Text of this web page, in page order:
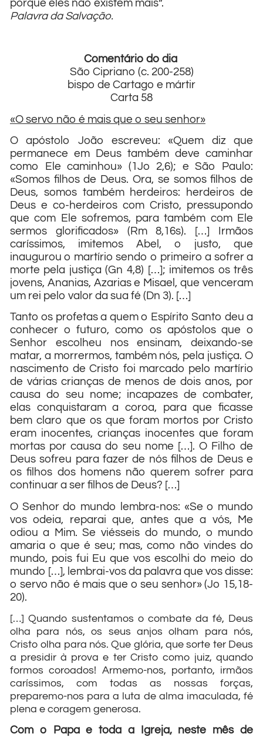
porque eles não existem mais”.
Palavra da Salvação.
Comentário do dia
São Cipriano (c. 200-258)
bispo de Cartago e mártir
Carta 58
«O servo não é mais que o seu senhor»
O apóstolo João escreveu: «Quem diz que
permanece em Deus também deve caminhar
como Ele caminhou» (1Jo 2,6); e São Paulo:
«Somos filhos de Deus. Ora, se somos filhos de
Deus, somos também herdeiros: herdeiros de
Deus e co-herdeiros com Cristo, pressupondo
que com Ele sofremos, para também com Ele
sermos glorificados» (Rm 8,16s). […] Irmãos
caríssimos, imitemos Abel, o justo, que
inaugurou o martírio sendo o primeiro a sofrer a
morte pela justiça (Gn 4,8) […]; imitemos os três
jovens, Ananias, Azarias e Misael, que venceram
um rei pelo valor da sua fé (Dn 3). […]
Tanto os profetas a quem o Espírito Santo deu a
conhecer o futuro, como os apóstolos que o
Senhor escolheu nos ensinam, deixando-se
matar, a morrermos, também nós, pela justiça. O
nascimento de Cristo foi marcado pelo martírio
de várias crianças de menos de dois anos, por
causa do seu nome; incapazes de combater,
elas conquistaram a coroa, para que ficasse
bem claro que os que foram mortos por Cristo
eram inocentes, crianças inocentes que foram
mortas por causa do seu nome […]. O Filho de
Deus sofreu para fazer de nós filhos de Deus e
os filhos dos homens não querem sofrer para
continuar a ser filhos de Deus? […]
O Senhor do mundo lembra-nos: «Se o mundo
vos odeia, reparai que, antes que a vós, Me
odiou a Mim. Se viésseis do mundo, o mundo
amaria o que é seu; mas, como não vindes do
mundo, pois fui Eu que vos escolhi do meio do
mundo […], lembrai-vos da palavra que vos disse:
o servo não é mais que o seu senhor» (Jo 15,18-
20).
[…] Quando sustentamos o combate da fé, Deus
olha para nós, os seus anjos olham para nós,
Cristo olha para nós. Que glória, que sorte ter Deus
a presidir à prova e ter Cristo como juiz, quando
formos coroados! Armemo-nos, portanto, irmãos
caríssimos, com todas as nossas forças,
preparemo-nos para a luta de alma imaculada, fé
plena e coragem generosa.
Com o Papa e toda a Igreja, neste mês de